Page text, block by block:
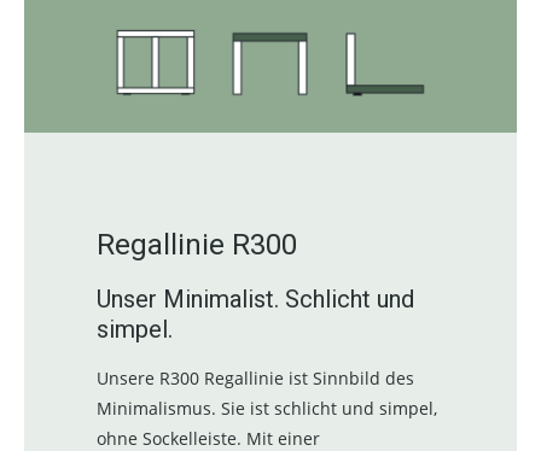
Regallinie R300
Unser Minimalist. Schlicht und
simpel.
Unsere R300 Regallinie ist Sinnbild des
Minimalismus. Sie ist schlicht und simpel,
ohne Sockelleiste. Mit einer